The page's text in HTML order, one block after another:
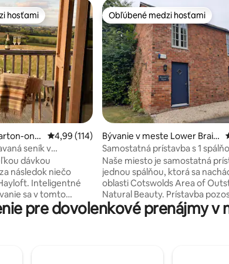
počet hodnotení: 337
hosťami
hosťami
on-t
Priemerné ohodnotenie 4,99 z 5, počet
4,99 (114)
seník v
dávkou
následok niečo
Inteligentné
sa v tomto
stvorení
drevenými
Obľúbené medzi hosťami
Obľúbené medzi hosťami
Bývanie v meste Lower Braile
s
Samostatná prístavba s 1
Cotswolds
Naše miesto je samostatná
jednou spálňou, ktorá sa
oblasti Cotswolds Area of
Natural Beauty. Prístavba pozostáva z
otvoreného obytného
kuchynským kútom na prízemí
bezplatné parkovanie pre
pre dovolenkové prenájmy v